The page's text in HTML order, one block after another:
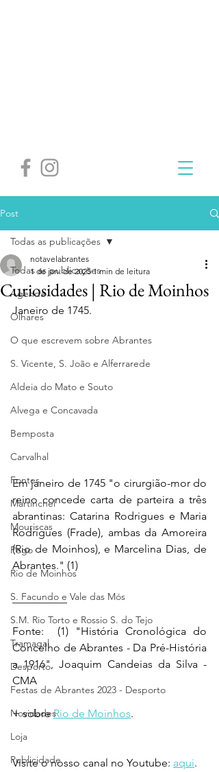
Post
Todas as publicações
Agenda
Olhares
O que escrevem sobre Abrantes
S. Vicente, S. João e Alferrarede
Aldeia do Mato e Souto
Alvega e Concavada
Bemposta
Carvalhal
Fontes
Martinchel
Mouriscas
Pego
Rio de Moinhos
S. Facundo e Vale das Mós
S.M. Rio Torto e Rossio S. do Tejo
Tramagal
Desporto
Festas de Abrantes 2023 - Desporto
Novidades
Loja
Publicidade
Todas as publicações
Curiosidades | Rio de Moinhos
notavelabrantes
1 de jan. de 2025 1 min de leitura
Janeiro de 1745.
Em janeiro de 1745 "o cirurgião-mor do
reino concede carta de parteira a três
abrantinas: Catarina Rodrigues e Maria
Rodrigues (Frade), ambas da Amoreira
(Rio de Moinhos), e Marcelina Dias, de
Abrantes." (1)
__________
Fonte:  (1) "História Cronológica do
Concelho de Abrantes - Da Pré-História
a 1916", Joaquim Candeias da Silva -
CMA
+ sobre Rio de Moinhos.
Visite o nosso canal no Youtube: aqui.